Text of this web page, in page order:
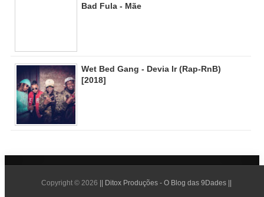
Bad Fula - Mãe
Wet Bed Gang - Devia Ir (Rap-RnB)
[2018]
Copyright ©2026 || Ditox Produções - O Blog das 9Dades ||